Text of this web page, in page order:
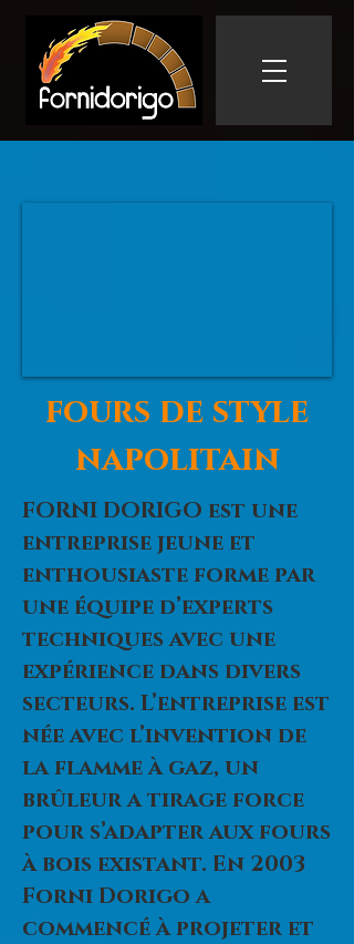
fours de style
napolitain
FORNI DORIGO est une
entreprise jeune et
enthousiaste forme par
une équipe d’experts
techniques avec une
expérience dans divers
secteurs. L’entreprise est
née avec l’invention de
la flamme à gaz, un
brûleur a tirage force
pour s’adapter aux fours
à bois existant. En 2003
Forni Dorigo a
commencé à projeter et